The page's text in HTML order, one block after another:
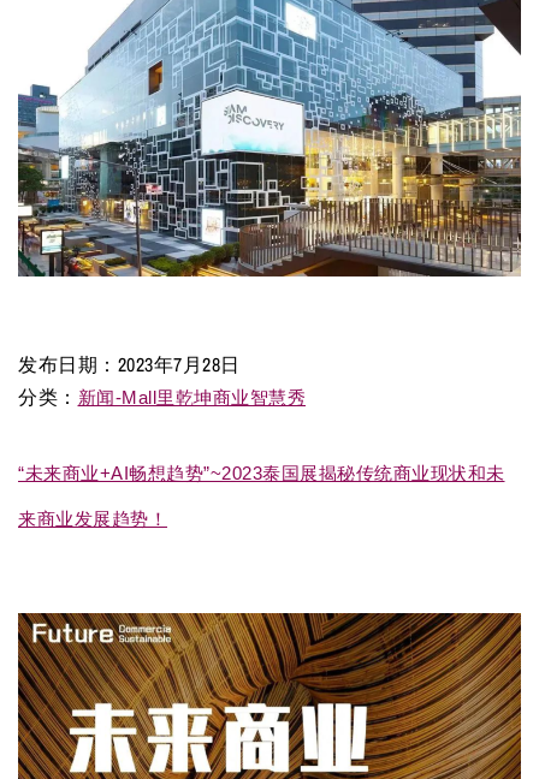
发布日期： 2023年7月28日
分类： 新闻-Mall里乾坤商业智慧秀
“未来商业+AI畅想趋势”~2023泰国展揭秘传统商业现状和未
来商业发展趋势！